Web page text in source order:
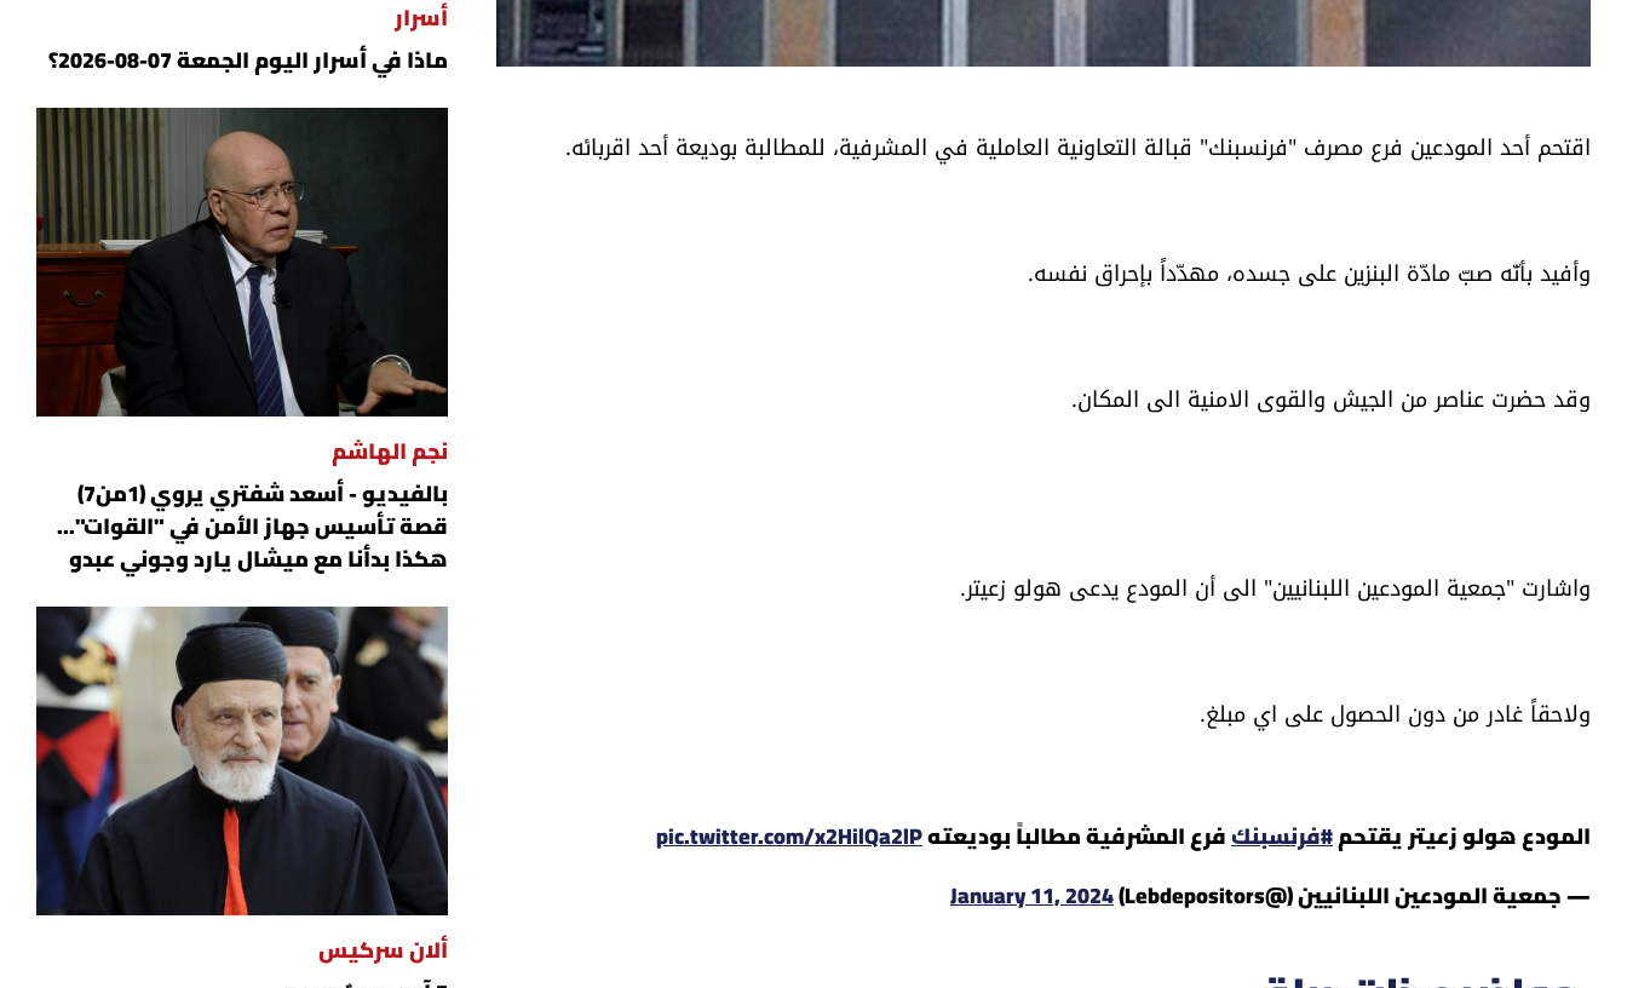
اقتحم أحد المودعين فرع مصرف "فرنسبنك" قبالة التعاونية العاملية في المشرفية، للمطالبة بوديعة أحد اقربائه.
وأفيد بأنّه صبّ مادّة البنزين على جسده، مهدّداً بإحراق نفسه.
وقد حضرت عناصر من الجيش والقوى الامنية الى المكان.
واشارت "جمعية المودعين اللبنانيين" الى أن المودع يدعى هولو زعيتر.
ولاحقاً غادر من دون الحصول على اي مبلغ.
المودع هولو زعيتر يقتحم#فرنسبنكفرع المشرفية مطالباً بوديعتهpic.twitter.com/x2HilQa2lP
— جمعية المودعين اللبنانيين (@Lebdepositors)
January 11, 2024
أسرار
ماذا في أسرار اليوم الجمعة 07-08-2026؟
نجم الهاشم
بالفيديو - أسعد شفتري يروي (1من7)
قصة تأسيس جهاز الأمن في "القوات"...
هكذا بدأنا مع ميشال يارد وجوني عبدو
ألان سركيس